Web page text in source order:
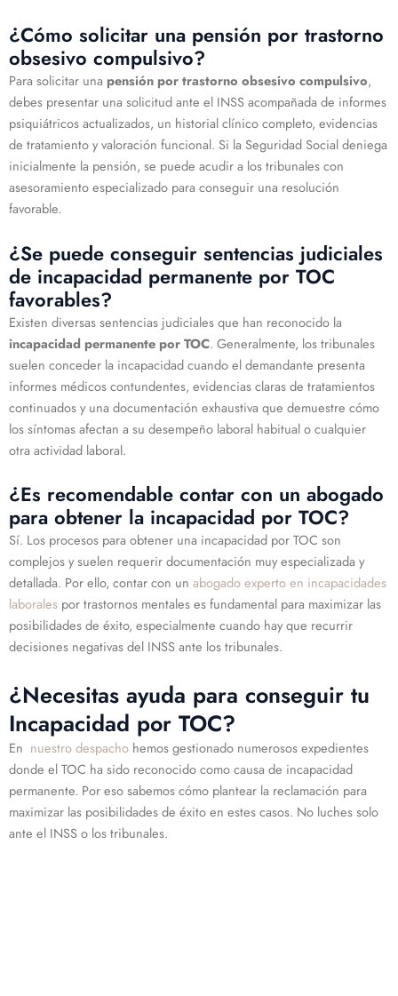
¿Cómo solicitar una pensión por trastorno
obsesivo compulsivo?
Para solicitar una pensión por trastorno obsesivo compulsivo,
debes presentar una solicitud ante el INSS acompañada de informes
psiquiátricos actualizados, un historial clínico completo, evidencias
de tratamiento y valoración funcional. Si la Seguridad Social deniega
inicialmente la pensión, se puede acudir a los tribunales con
asesoramiento especializado para conseguir una resolución
favorable.
¿Se puede conseguir sentencias judiciales
de incapacidad permanente por TOC
favorables?
Existen diversas sentencias judiciales que han reconocido la
incapacidad permanente por TOC. Generalmente, los tribunales
suelen conceder la incapacidad cuando el demandante presenta
informes médicos contundentes, evidencias claras de tratamientos
continuados y una documentación exhaustiva que demuestre cómo
los síntomas afectan a su desempeño laboral habitual o cualquier
otra actividad laboral.
¿Es recomendable contar con un abogado
para obtener la incapacidad por TOC?
Sí. Los procesos para obtener una incapacidad por TOC son
complejos y suelen requerir documentación muy especializada y
detallada. Por ello, contar con un abogado experto en incapacidades
laborales por trastornos mentales es fundamental para maximizar las
posibilidades de éxito, especialmente cuando hay que recurrir
decisiones negativas del INSS ante los tribunales.
¿Necesitas ayuda para conseguir tu
Incapacidad por TOC?
En nuestro despacho hemos gestionado numerosos expedientes
donde el TOC ha sido reconocido como causa de incapacidad
permanente. Por eso sabemos cómo plantear la reclamación para
maximizar las posibilidades de éxito en estes casos. No luches solo
ante el INSS o los tribunales.